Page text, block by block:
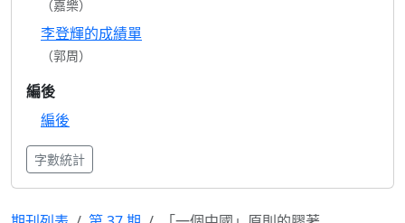
（嘉樂）
李登輝的成績單
（郭周）
編後
編後
字數統計